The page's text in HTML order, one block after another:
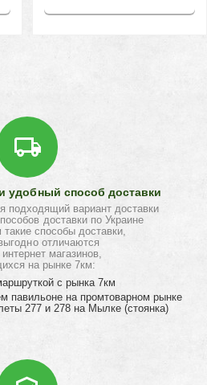
способ доставки
подходящий вариант доставки
доставки по Украине
способы доставки,
отличаются
магазинов,
на рынке 7км:
с рынка 7км
павильоне на промтоварном рынке
277 и 278 на Мылке (стоянка)